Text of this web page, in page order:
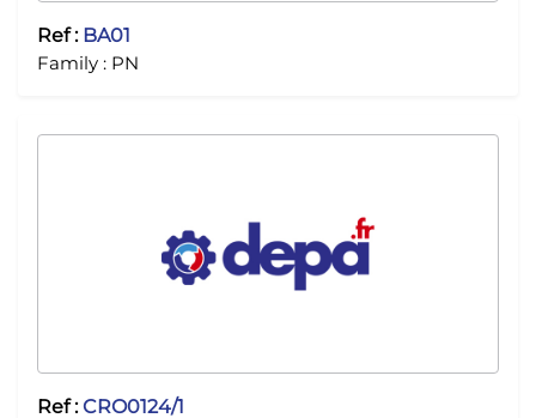
Ref : BA01
Family : PN
Ref :CRO0124/1